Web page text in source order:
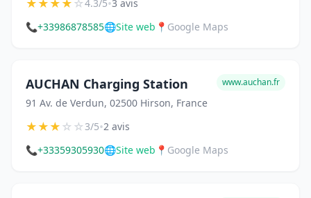
★★★★☆4.3/5•3 avis
📞+33986878585🌐Site web 📍 Google Maps
AUCHAN Charging Station
91 Av. de Verdun, 02500 Hirson, France
www.auchan.fr
★★★☆☆3/5•2 avis
📞+33359305930🌐Site web 📍 Google Maps